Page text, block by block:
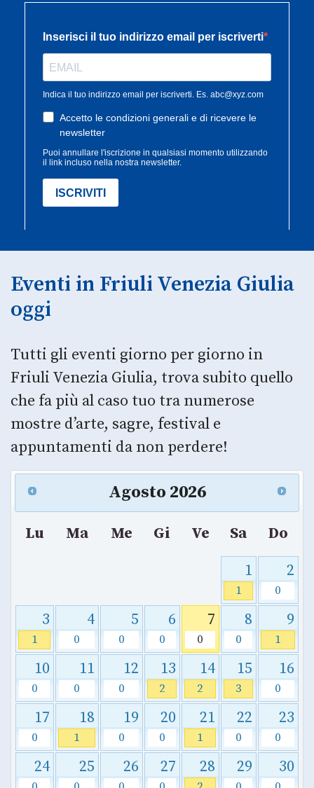
Eventi in Friuli Venezia Giulia
oggi
Tutti gli eventi giorno per giorno in
Friuli Venezia Giulia, trova subito quello
che fa più al caso tuo tra numerose
mostre d’arte, sagre, festival e
appuntamenti da non perdere!
Agosto 2026
Lu Ma Me Gi Ve Sa
Do
1
1
2
0
3
1
4
0
5
0
6
0
7
0
8
0
9
1
10
0
11
0
12
0
13
2
14
2
15
3
16
0
17
0
18
1
19
0
20
0
21
1
22
0
23
0
24 25 26 27 28 29 30